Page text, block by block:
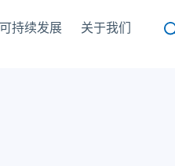
可持续发展 关于我们
联系我们